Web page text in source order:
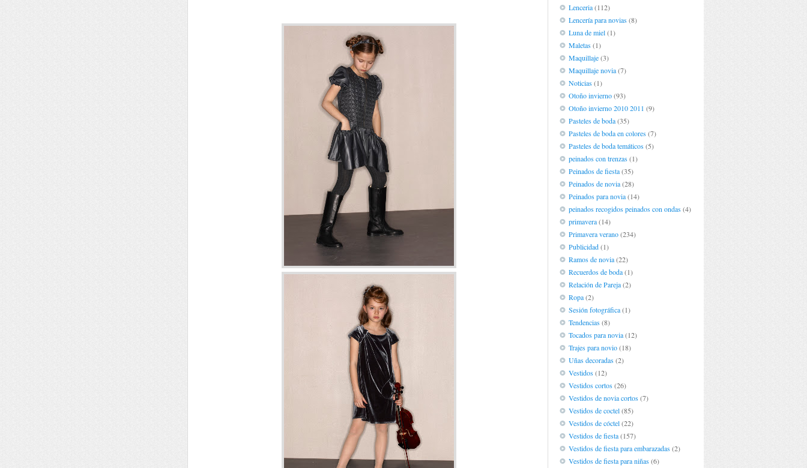
Lenceria(112)
Lencería para novias(8)
Luna de miel(1)
Maletas(1)
Maquillaje(3)
Maquillaje novia(7)
Noticias(1)
Otoño invierno(93)
Otoño invierno 2010 2011 (9)
Pasteles de boda(35)
Pasteles de boda en colores(7)
Pasteles de boda temáticos(5)
peinados con trenzas(1)
Peinados de fiesta(35)
Peinados de novia(28)
Peinados para novia(14)
peinados recogidos peinados con ondas(4)
primavera(14)
Primavera verano(234)
Publicidad(1)
Ramos de novia(22)
Recuerdos de boda(1)
Relación de Pareja(2)
Ropa(2)
Sesión fotográfica(1)
Tendencias(8)
Tocados para novia(12)
Trajes para novio(18)
Uñas decoradas(2)
Vestidos(12)
Vestidos cortos(26)
Vestidos de novia cortos(7)
Vestidos de coctel(85)
Vestidos de cóctel(22)
Vestidos de fiesta(157)
Vestidos de fiesta para embarazadas(2)
Vestidos de fiesta para niñas(6)